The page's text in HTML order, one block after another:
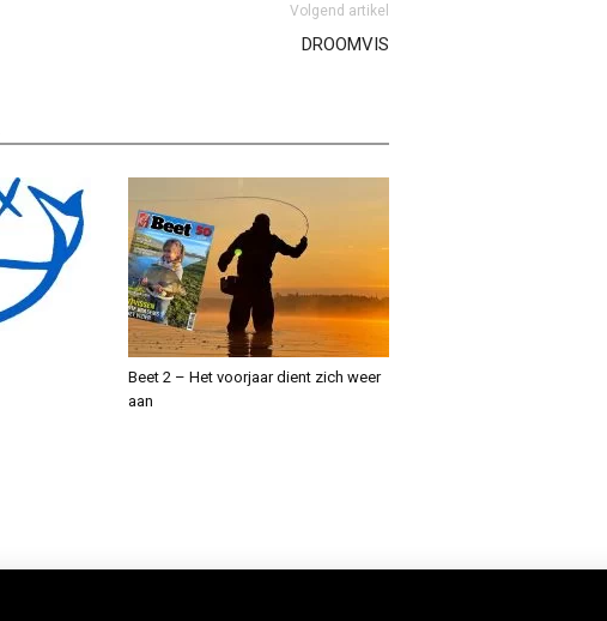
Volgend artikel
DROOMVIS
Beet 2 – Het voorjaar dient zich weer
aan